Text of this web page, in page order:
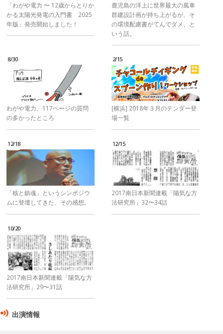
「わがや電力 〜 12歳からとりか
かる太陽光発電の入門書 2025
年版」発売開始しました！
鹿児島の洋上に世界最大の風車
群建設計画が持ち上がるが、そ
の環境配慮書がてんでダメ、と
いう話。
8/30
わがや電力、117ページの質問
の多かったところ
2/15
[横浜] 2018年３月のテンダー登
場一覧
12/18
「核と鎮魂」というシンポジウ
ムに登壇してきた、その感想。
12/15
2017南日本新聞連載「陽気な方
法研究所」32〜34話
10/20
2017南日本新聞連載「陽気な方
法研究所」29〜31話
出演情報